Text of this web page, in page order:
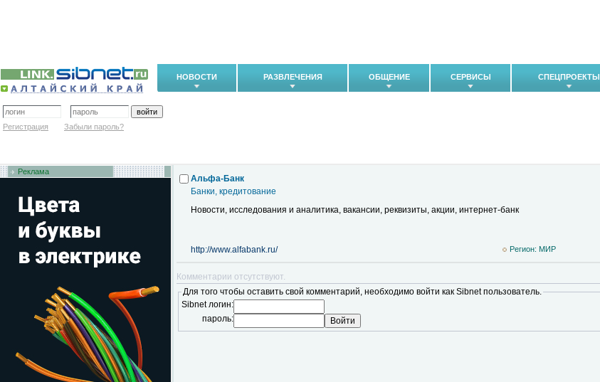
НОВОСТИ РАЗВЛЕЧЕНИЯ ОБЩЕНИЕ СЕРВИСЫ СПЕЦПРОЕКТЫ
Регистрация Забыли пароль?
Реклама
Альфа-Банк
Банки, кредитование
Новости, исследования и аналитика, вакансии, реквизиты, акции, интернет-банк
http://www.alfabank.ru/ Регион: MИР
Комментарии отсутствуют.
Для того чтобы оставить свой комментарий, необходимо войти как Sibnet пользователь.
Sibnet логин:
пароль: